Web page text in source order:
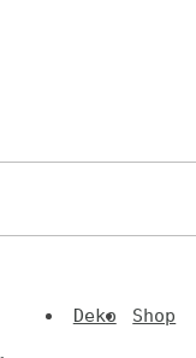
Deko Shop